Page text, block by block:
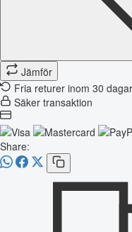
Jämför
Fria returer inom 30 dagar
Säker transaktion
Share: